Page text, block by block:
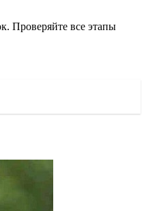
Проверяйте все этапы